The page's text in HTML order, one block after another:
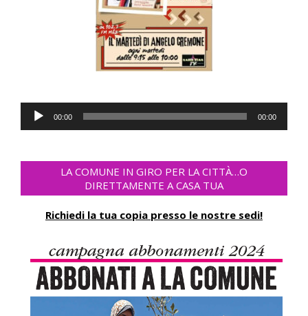
Audio
Player
00:00 00:00
LA COMUNE IN GIRO PER LA CITTÀ…O
DIRETTAMENTE A CASA TUA
Richiedi la tua copia presso le nostre sedi!